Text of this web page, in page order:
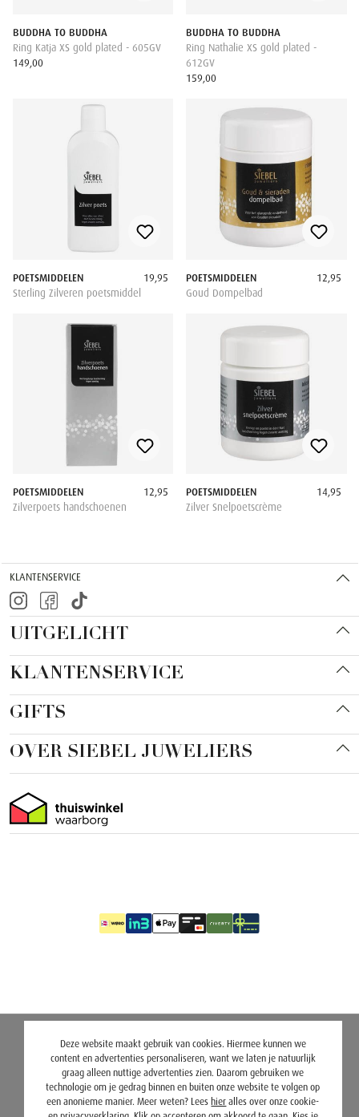
BUDDHA TO BUDDHA
Ring Katja XS gold plated - 605GV
149,00
BUDDHA TO BUDDHA
Ring Nathalie XS gold plated -
612GV
159,00
POETSMIDDELEN
Sterling Zilveren poetsmiddel
19,95
POETSMIDDELEN
Goud Dompelbad
12,95
POETSMIDDELEN
Zilverpoets handschoenen
12,95
POETSMIDDELEN
Zilver Snelpoetscrème
14,95
KLANTENSERVICE
UITGELICHT
KLANTENSERVICE
GIFTS
OVER SIEBEL JUWELIERS
Deze website maakt gebruik van cookies. Hiermee kunnen we
content en advertenties personaliseren, want we laten je natuurlijk
graag alleen nuttige advertenties zien. Daarom gebruiken we
technologie om je gedrag binnen en buiten onze website te volgen op
een anonieme manier. Meer weten? Lees hier alles over onze cookie-